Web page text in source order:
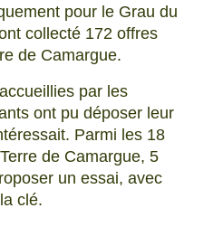
pour le Grau du
collecté 172 offres
de Camargue.
par les
ont pu déposer leur
Parmi les 18
de Camargue, 5
un essai, avec
clé.